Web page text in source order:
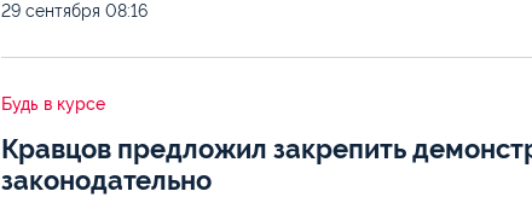
29 сентября 08:16
Будь в курсе
Кравцов предложил закрепить
законодательно